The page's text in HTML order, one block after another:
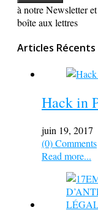
à notre Newsletter
boîte aux lettres
Articles Récents
Hack in
juin 19, 2017
(0) Comments
Read more...